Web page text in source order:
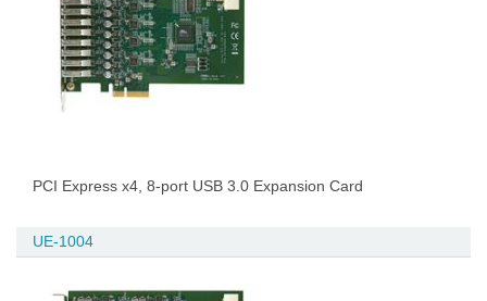
PCI Express x4, 8-port USB 3.0 Expansion Card
UE-1004